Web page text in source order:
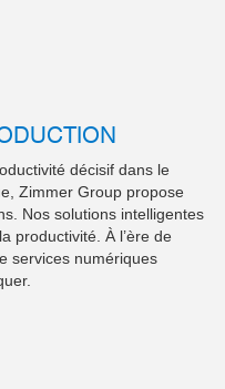
décisif dans le
Zimmer Group propose
Nos solutions intelligentes
productivité. À l’ère de
services numériques